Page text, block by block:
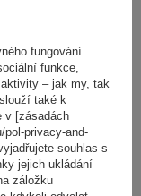
5002-A52
fungování
funkce,
– jak my, tak
také k
v [zásadách
privacy-and-
souhlas s
jejich ukládání
záložku